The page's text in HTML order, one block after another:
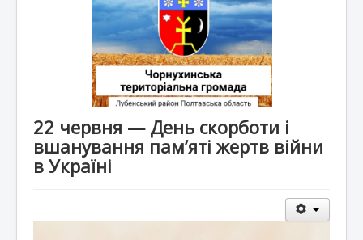
22 червня — День скорботи і
вшанування пам’яті жертв війни
в Україні